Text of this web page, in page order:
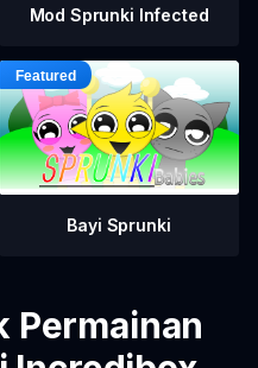
Mod Sprunki Infected
Bayi Sprunki
Permainan